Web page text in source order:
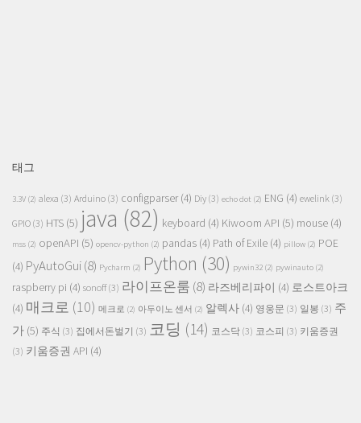
태그
3.3V (2) alexa (3) Arduino (3) configparser(4) Diy (3) echo dot (2) ENG (4) ewelink (3)
GPIO (3) HTS (5) java (82) keyboard (4) Kiwoom API (5) mouse (4)
mss (2) openAPI (5) opencv-python (2) pandas (4) Path of Exile (4) pillow (2) POE
(4) PyAutoGui(8) Pycharm (2) Python (30) pywin32 (2) pywinauto (2)
raspberry pi (4) sonoff(3) 라이프온룸 (8) 라즈베리파이 (4) 로스트아크
(4) 매크로 (10) 메크로 (2) 아두이노 센서 (2) 알렉사 (4) 영웅문 (3) 일봉 (3) 주
가 (5) 주식 (3) 집에서돈벌기 (3) 코딩 (14) 코스닥 (3) 코스피 (3) 키움증권
(3) 키움증권 API (4)